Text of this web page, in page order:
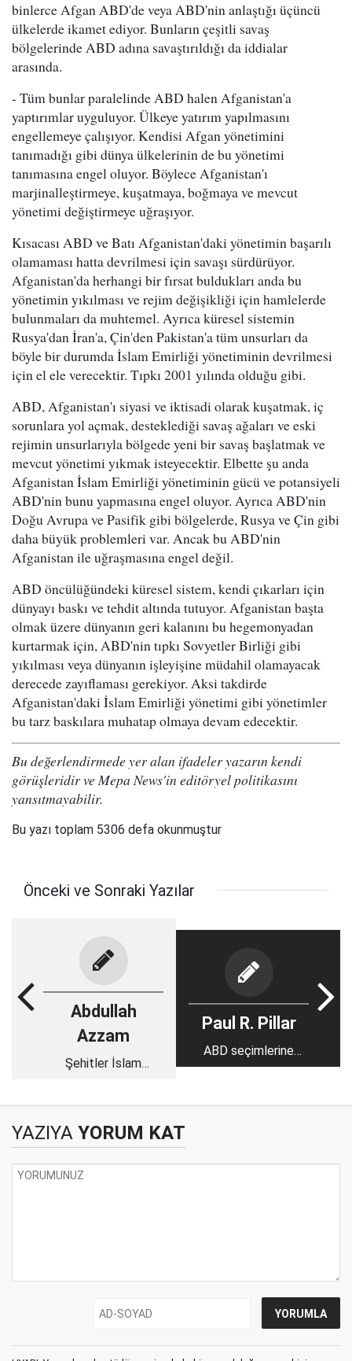
binlerce Afgan ABD'de veya ABD'nin anlaştığı üçüncü
ülkelerde ikamet ediyor. Bunların çeşitli savaş
bölgelerinde ABD adına savaştırıldığı da iddialar
arasında.
- Tüm bunlar paralelinde ABD halen Afganistan'a
yaptırımlar uyguluyor. Ülkeye yatırım yapılmasını
engellemeye çalışıyor. Kendisi Afgan yönetimini
tanımadığı gibi dünya ülkelerinin de bu yönetimi
tanımasına engel oluyor. Böylece Afganistan'ı
marjinalleştirmeye, kuşatmaya, boğmaya ve mevcut
yönetimi değiştirmeye uğraşıyor.
Kısacası ABD ve Batı Afganistan'daki yönetimin başarılı
olamaması hatta devrilmesi için savaşı sürdürüyor.
Afganistan'da herhangi bir fırsat buldukları anda bu
yönetimin yıkılması ve rejim değişikliği için hamlelerde
bulunmaları da muhtemel. Ayrıca küresel sistemin
Rusya'dan İran'a, Çin'den Pakistan'a tüm unsurları da
böyle bir durumda İslam Emirliği yönetiminin devrilmesi
için el ele verecektir. Tıpkı 2001 yılında olduğu gibi.
ABD, Afganistan'ı siyasi ve iktisadi olarak kuşatmak, iç
sorunlara yol açmak, desteklediği savaş ağaları ve eski
rejimin unsurlarıyla bölgede yeni bir savaş başlatmak ve
mevcut yönetimi yıkmak isteyecektir. Elbette şu anda
Afganistan İslam Emirliği yönetiminin gücü ve potansiyeli
ABD'nin bunu yapmasına engel oluyor. Ayrıca ABD'nin
Doğu Avrupa ve Pasifik gibi bölgelerde, Rusya ve Çin gibi
daha büyük problemleri var. Ancak bu ABD'nin
Afganistan ile uğraşmasına engel değil.
ABD öncülüğündeki küresel sistem, kendi çıkarları için
dünyayı baskı ve tehdit altında tutuyor. Afganistan başta
olmak üzere dünyanın geri kalanını bu hegemonyadan
kurtarmak için, ABD'nin tıpkı Sovyetler Birliği gibi
yıkılması veya dünyanın işleyişine müdahil olamayacak
derecede zayıflaması gerekiyor. Aksi takdirde
Afganistan'daki İslam Emirliği yönetimi gibi yönetimler
bu tarz baskılara muhatap olmaya devam edecektir.
Bu değerlendirmede yer alan ifadeler yazarın kendi
görüşleridir ve Mepa News'in editöryel politikasını
yansıtmayabilir.
Bu yazı toplam 5306 defa okunmuştur
Önceki ve Sonraki Yazılar
Abdullah
Azzam
Şehitler İslam
Paul R. Pillar
ABD seçimlerine
yönelik dış
YAZIYA YORUM KAT